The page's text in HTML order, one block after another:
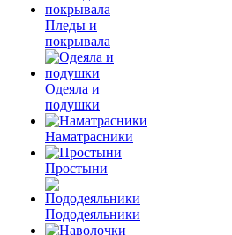
Пледы и
покрывала
Одеяла и
подушки
Наматрасники
Простыни
Пододеяльники